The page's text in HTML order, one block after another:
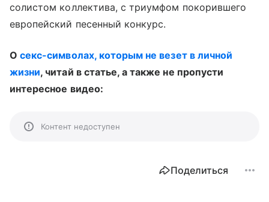
солистом коллектива, с триумфом покорившего
европейский песенный конкурс.
Осекс-символах, которым не везет в личной
жизни, читай в статье, а также не пропусти
интересное видео:
Контент недоступен
Поделиться